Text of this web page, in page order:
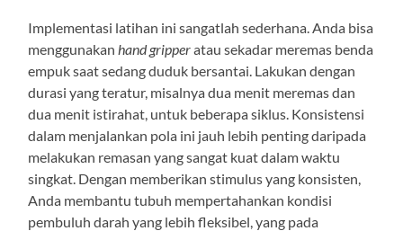
Implementasi latihan ini sangatlah sederhana. Anda bisa
menggunakan hand gripperatau sekadar meremas benda
empuk saat sedang duduk bersantai. Lakukan dengan
durasi yang teratur, misalnya dua menit meremas dan
dua menit istirahat, untuk beberapa siklus. Konsistensi
dalam menjalankan pola ini jauh lebih penting daripada
melakukan remasan yang sangat kuat dalam waktu
singkat. Dengan memberikan stimulus yang konsisten,
Anda membantu tubuh mempertahankan kondisi
pembuluh darah yang lebih fleksibel, yang pada